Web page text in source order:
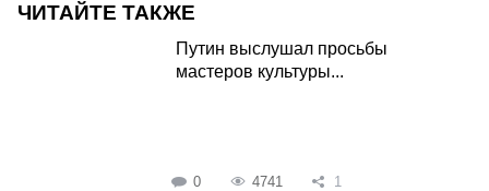
ЧИТАЙТЕ ТАКЖЕ
Путин выслушал просьбы
мастеров культуры...
0 4741 1